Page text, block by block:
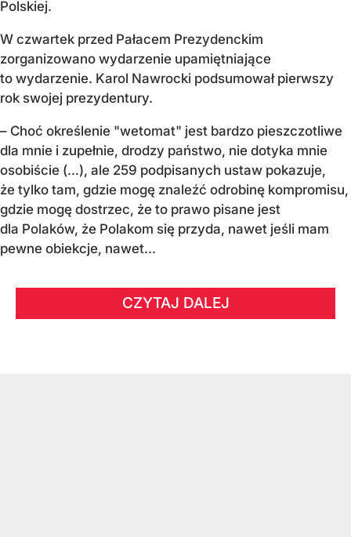
Polskiej.
W czwartek przed Pałacem Prezydenckim
zorganizowano wydarzenie upamiętniające
to wydarzenie. Karol Nawrocki podsumował pierwszy
rok swojej prezydentury.
– Choć określenie "wetomat" jest bardzo pieszczotliwe
dla mnie i zupełnie, drodzy państwo, nie dotyka mnie
osobiście (…), ale 259 podpisanych ustaw pokazuje,
że tylko tam, gdzie mogę znaleźć odrobinę kompromisu,
gdzie mogę dostrzec, że to prawo pisane jest
dla Polaków, że Polakom się przyda, nawet jeśli mam
pewne obiekcje, nawet...
CZYTAJ DALEJ